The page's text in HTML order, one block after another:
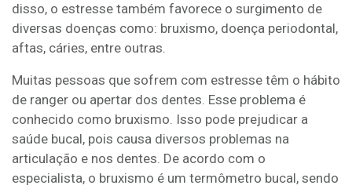
disso, o estresse também favorece o surgimento de
diversas doenças como: bruxismo, doença periodontal,
aftas, cáries, entre outras.
Muitas pessoas que sofrem com estresse têm o hábito
de ranger ou apertar dos dentes. Esse problema é
conhecido como bruxismo. Isso pode prejudicar a
saúde bucal, pois causa diversos problemas na
articulação e nos dentes. De acordo com o
especialista, o bruxismo é um termômetro bucal, sendo